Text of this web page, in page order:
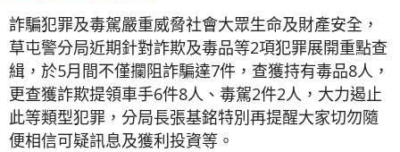
詐騙犯罪及毒駕嚴重威脅社會大眾生命及財產安全，
草屯警分局近期針對詐欺及毒品等2項犯罪展開重點查
緝，於5月間不僅攔阻詐騙達7件，查獲持有毒品8人，
更查獲詐欺提領車手6件8人、毒駕2件2人，大力遏止
此等類型犯罪，分局長張基銘特別再提醒大家切勿隨
便相信可疑訊息及獲利投資等。